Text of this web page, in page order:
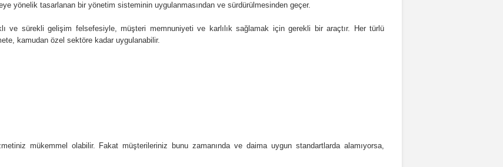
yönelik tasarlanan bir yönetim sisteminin uygulanmasından ve sürdürülmesinden geçer.
ve sürekli gelişim felsefesiyle, müşteri memnuniyeti ve karlılık sağlamak için gerekli bir araçtır. Her türlü
kamudan özel sektöre kadar uygulanabilir.
mükemmel olabilir. Fakat müşterileriniz bunu zamanında ve daima uygun standartlarda alamıyorsa,